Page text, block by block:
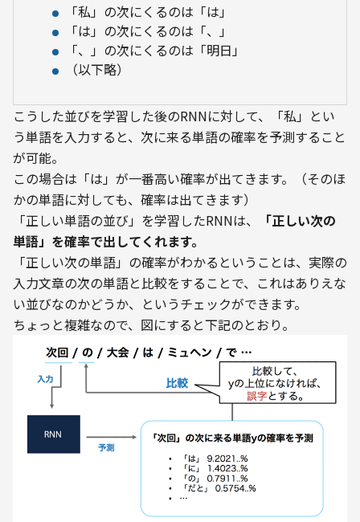
「私」の次にくるのは「は」
「は」の次にくるのは「、」
「、」の次にくるのは「明日」
（以下略）
こうした並びを学習した後のRNNに対して、「私」とい
う単語を入力すると、次に来る単語の確率を予測すること
が可能。
この場合は「は」が一番高い確率が出てきます。（そのほ
かの単語に対しても、確率は出てきます）
「正しい単語の並び」を学習したRNNは、
「正しい次の
単語」を確率で出してくれます。
「正しい次の単語」の確率がわかるということは、実際の
入力文章の次の単語と比較をすることで、これはありえな
い並びなのかどうか、というチェックができます。
ちょっと複雑なので、図にすると下記のとおり。